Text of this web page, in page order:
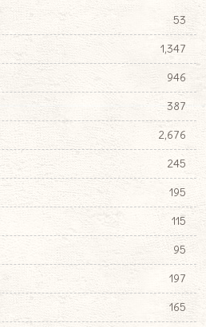
53
1,347
946
387
2,676
245
195
115
95
197
165